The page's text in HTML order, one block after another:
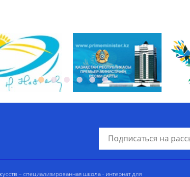
– специализированная школа - интернат для